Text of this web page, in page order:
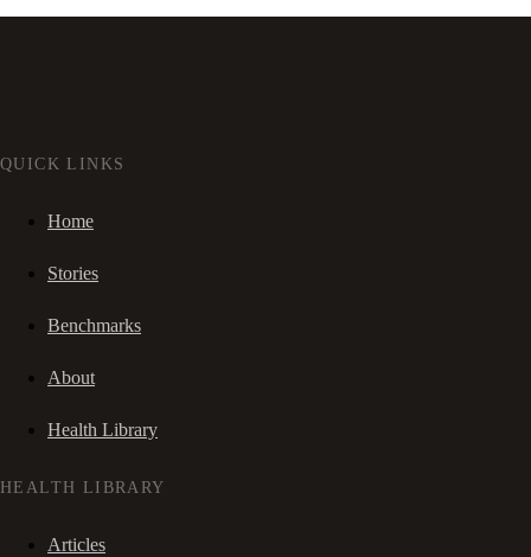
QUICK LINKS
Home
Stories
Benchmarks
About
Health Library
HEALTH LIBRARY
Articles